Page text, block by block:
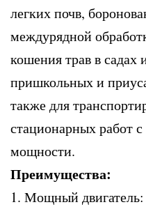
легких почв,
междурядной
кошения трав в садах
пришкольных и
также для
стационарных работ
мощности.
Преимущества:
1. Мощный